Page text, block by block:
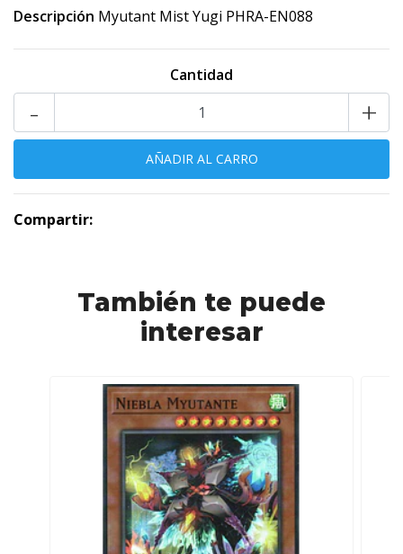
Descripción Myutant Mist Yugi PHRA-EN088
Cantidad
+
-
Compartir:
También te puede
interesar